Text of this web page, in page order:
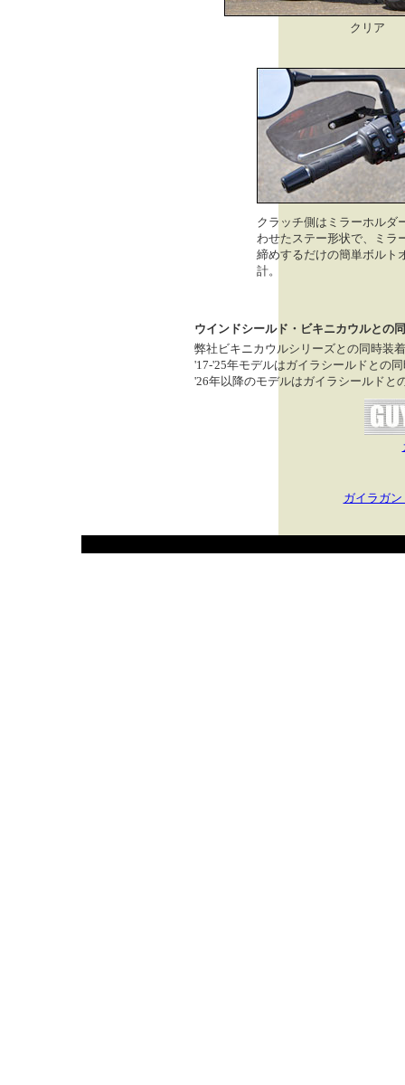
クリア
クラッチ側はミラーホルダ
わせたステー形状で、ミラ
締めするだけの簡単ボルト
計。
ウインドシールド・ビキニカウルとの
弊社ビキニカウルシリーズとの同時装
'17-'25年モデルはガイラシールドとの
'26年以降のモデルはガイラシールドと
ガイラガ